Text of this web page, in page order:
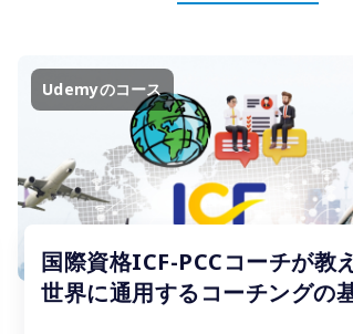
Udemyのコース
国際資格ICF-PCCコーチが教
世界に通用するコーチングの